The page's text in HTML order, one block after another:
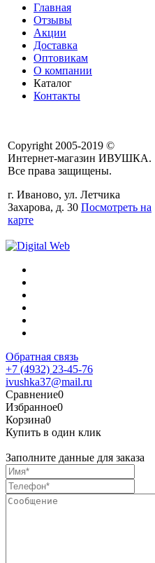
Главная
Отзывы
Акции
Доставка
Оптовикам
О компании
Каталог
Контакты
Copyright 2005-2019 ©
Интернет-магазин ИВУШКА.
Все права защищены.
г. Иваново, ул. Летчика
Захарова, д. 30 Посмотреть на
карте
Обратная связь
+7 (4932) 23-45-76
ivushka37@mail.ru
Сравнение0
Избранное0
Корзина0
Купить в один клик
Заполните данные для заказа